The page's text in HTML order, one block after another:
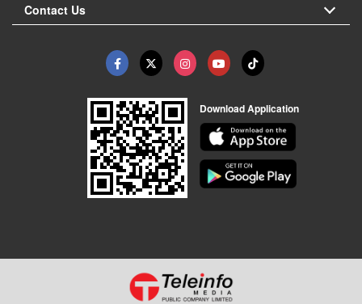
Contact Us
Download Application